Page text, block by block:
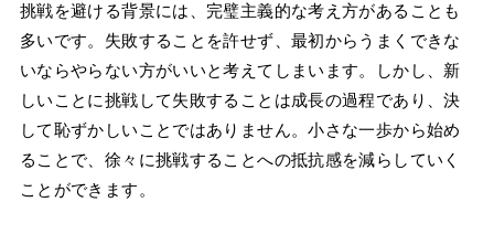
挑戦を避ける背景には、完璧主義的な考え方があることも
多いです。失敗することを許せず、最初からうまくできな
いならやらない方がいいと考えてしまいます。しかし、新
しいことに挑戦して失敗することは成長の過程であり、決
して恥ずかしいことではありません。小さな一歩から始め
ることで、徐々に挑戦することへの抵抗感を減らしていく
ことができます。